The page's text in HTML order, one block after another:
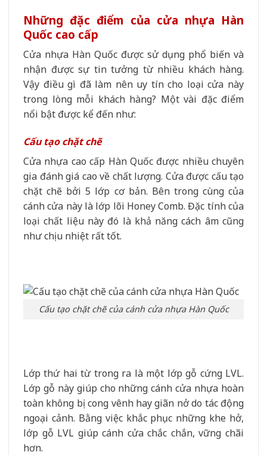
Những đặc điểm của cửa nhựa Hàn
Quốc cao cấp
Cửa nhựa Hàn Quốc được sử dụng phổ biến và
nhận được sự tin tưởng từ nhiều khách hàng.
Vậy điều gì đã làm nên uy tín cho loại cửa này
trong lòng mỗi khách hàng? Một vài đặc điểm
nổi bật được kể đến như:
Cấu tạo chặt chẽ
Cửa nhựa cao cấp Hàn Quốc được nhiều chuyên
gia đánh giá cao về chất lượng. Cửa được cấu tạo
chặt chẽ bởi 5 lớp cơ bản. Bên trong cùng của
cánh cửa này là lớp lõi Honey Comb. Đặc tính của
loại chất liệu này đó là khả năng cách âm cũng
như chịu nhiệt rất tốt.
Cấu tạo chặt chẽ của cánh cửa nhựa Hàn Quốc
Lớp thứ hai từ trong ra là một lớp gỗ cứng LVL.
Lớp gỗ này giúp cho những cánh cửa nhựa hoàn
toàn không bị cong vênh hay giãn nở do tác động
ngoại cảnh. Bằng việc khắc phục những khe hở,
lớp gỗ LVL giúp cánh cửa chắc chắn, vững chãi
hơn.